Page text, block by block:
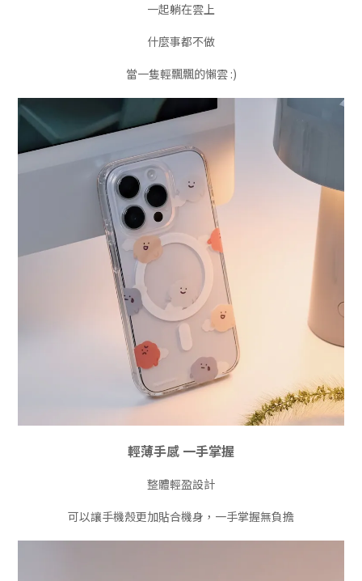
一起躺在雲上
什麼事都不做
當一隻輕飄飄的懶雲 :)
輕薄手感 一手掌握
整體輕盈設計
可以讓手機殼更加貼合機身，一手掌握無負擔